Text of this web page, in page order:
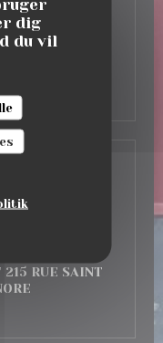
dig
du vil
18:00 - 23:30
RUE SAINT